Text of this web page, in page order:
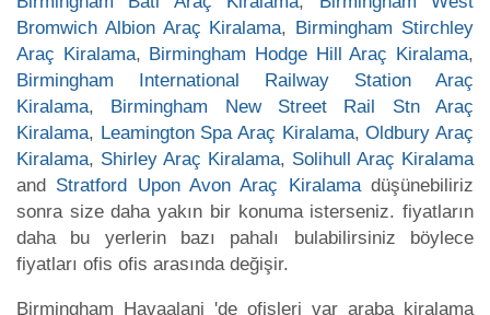
Bromwich Albion Araç Kiralama, Birmingham Stirchley
Araç Kiralama, Birmingham Hodge Hill Araç Kiralama,
Birmingham International Railway Station Araç
Kiralama, Birmingham New Street Rail Stn Araç
Kiralama, Leamington Spa Araç Kiralama,Oldbury Araç
Kiralama, Shirley Araç Kiralama, Solihull Araç Kiralama
and Stratford Upon Avon Araç Kiralamadüşünebiliriz
sonra size daha yakın bir konuma isterseniz. fiyatların
daha bu yerlerin bazı pahalı bulabilirsiniz böylece
fiyatları ofis ofis arasında değişir.
Birmingham Havaalani 'de ofisleri var araba kiralama